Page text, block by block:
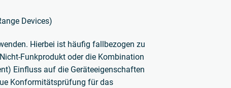
Devices)
Hierbei ist häufig fallbezogen zu
Funkprodukt oder die Kombination
Einfluss auf die Geräteeigenschaften
Konformitätsprüfung für das